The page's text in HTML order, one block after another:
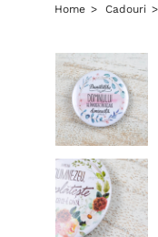
Home Cadouri